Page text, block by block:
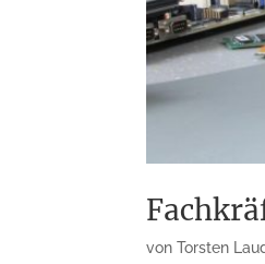
vonTorsten